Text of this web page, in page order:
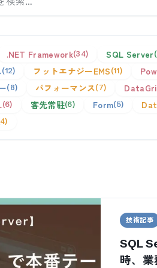
.NET Framework 34 SQL Server
12 フットエナジーEMS 11
8 パフォーマンス 7
6 客先常駐 6 Form 5
4
技術記事
SQL
時、